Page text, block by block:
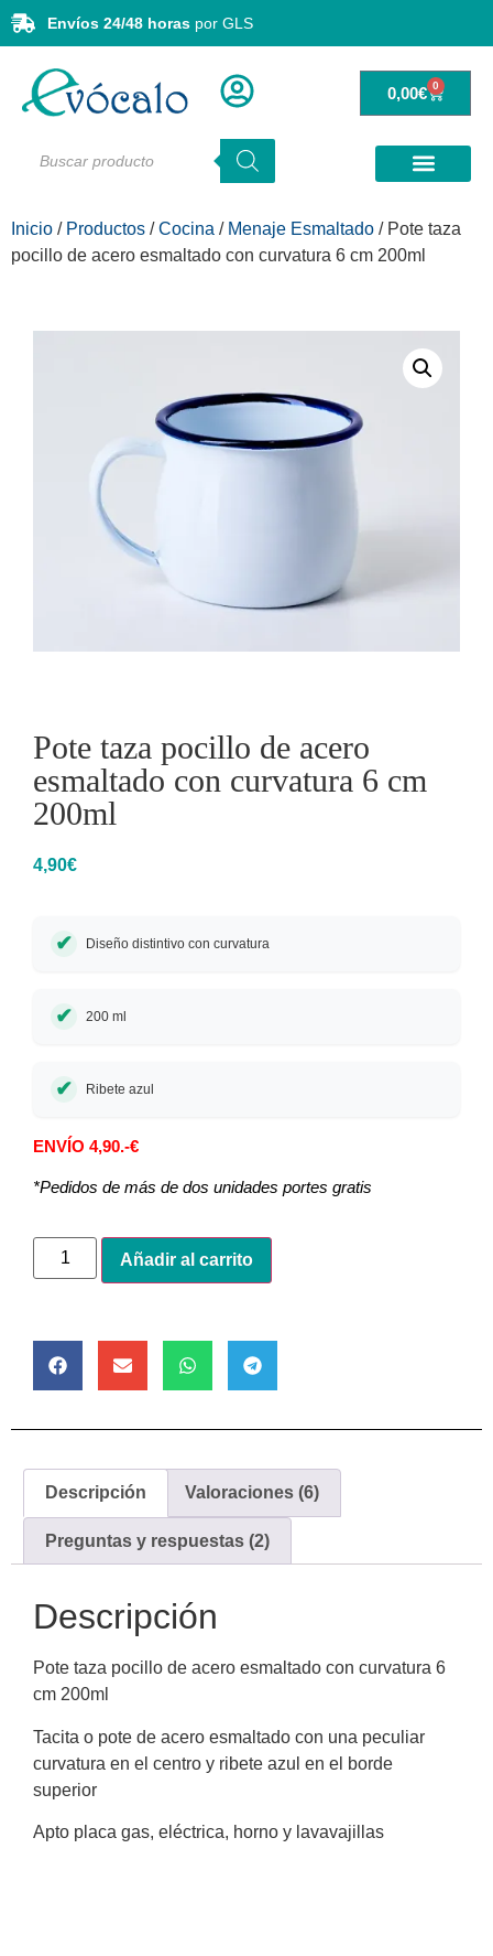
Envíos 24/48 horaspor GLS
0,00€ 0
Inicio / Productos /Cocina / Menaje Esmaltado / Pote taza
pocillo de acero esmaltado con curvatura 6 cm 200ml
Pote taza pocillo de acero
esmaltado con curvatura 6 cm
200ml
4,90€
Diseño distintivo con curvatura
200 ml
Ribete azul
ENVÍO 4,90.-€
*Pedidos de más de dos unidades portes gratis
Añadir al carrito
Descripción Valoraciones (6)
Preguntas y respuestas (2)
Descripción
Pote taza pocillo de acero esmaltado con curvatura 6
cm 200ml
Tacita o pote de acero esmaltado con una peculiar
curvatura en el centro y ribete azul en el borde
superior
Apto placa gas, eléctrica, horno y lavavajillas